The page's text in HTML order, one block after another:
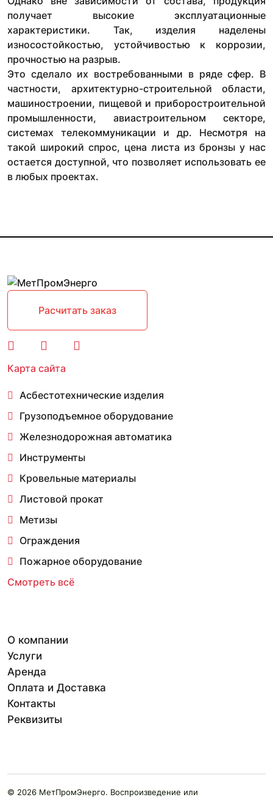
получает высокие эксплуатационные
характеристики. Так, изделия наделены
износостойкостью, устойчивостью к коррозии,
прочностью на разрыв.
Это сделало их востребованными в ряде сфер. В
частности, архитектурно-строительной области,
машиностроении, пищевой и приборостроительной
промышленности, авиастроительном секторе,
системах телекоммуникации и др. Несмотря на
такой широкий спрос, цена листа из бронзы у нас
остается доступной, что позволяет использовать ее
в любых проектах.
Расчитать заказ
Карта сайта
Асбестотехнические изделия
Грузоподъемное оборудование
Железнодорожная автоматика
Инструменты
Кровельные материалы
Листовой прокат
Метизы
Ограждения
Пожарное оборудование
Смотреть всё
О компании
Услуги
Аренда
Оплата и Доставка
Контакты
Реквизиты
© 2026 МетПромЭнерго. Воспроизведение или